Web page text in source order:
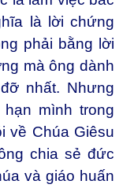
là lời chứng
phải bằng lời
mà ông dành
nhất. Nhưng
mình trong
về Chúa Giêsu
chia sẻ đức
và giáo huấn